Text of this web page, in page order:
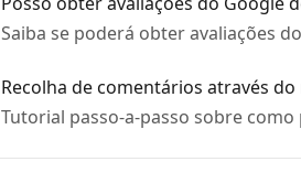
Saiba se poderá obter avaliações
Recolha de comentários através
Tutorial passo-a-passo sobre